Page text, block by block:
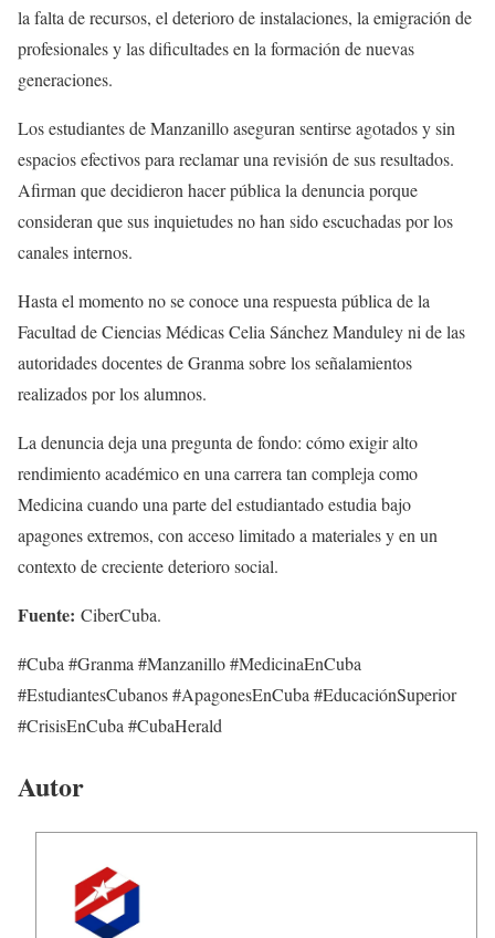
la falta de recursos, el deterioro de instalaciones, la emigración de
profesionales y las dificultades en la formación de nuevas
generaciones.
Los estudiantes de Manzanillo aseguran sentirse agotados y sin
espacios efectivos para reclamar una revisión de sus resultados.
Afirman que decidieron hacer pública la denuncia porque
consideran que sus inquietudes no han sido escuchadas por los
canales internos.
Hasta el momento no se conoce una respuesta pública de la
Facultad de Ciencias Médicas Celia Sánchez Manduley ni de las
autoridades docentes de Granma sobre los señalamientos
realizados por los alumnos.
La denuncia deja una pregunta de fondo: cómo exigir alto
rendimiento académico en una carrera tan compleja como
Medicina cuando una parte del estudiantado estudia bajo
apagones extremos, con acceso limitado a materiales y en un
contexto de creciente deterioro social.
Fuente: CiberCuba.
#Cuba #Granma #Manzanillo #MedicinaEnCuba
#EstudiantesCubanos #ApagonesEnCuba #EducaciónSuperior
#CrisisEnCuba #CubaHerald
Autor